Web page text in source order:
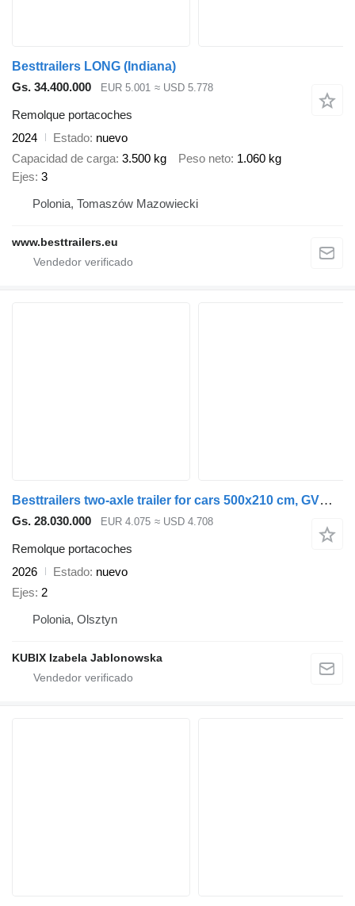
Besttrailers LONG (Indiana)
Gs. 34.400.000
EUR 5.001 ≈ USD 5.778
Remolque portacoches
2024
Estado nuevo
Capacidad de carga 3.500 kg Peso neto 1.060 kg
Ejes 3
Polonia, Tomaszów Mazowiecki
www.besttrailers.eu
Besttrailers two-axle trailer for cars 500x210 cm, GVW 3000 kg
Gs. 28.030.000 EUR 4.075 ≈ USD 4.708
Remolque portacoches
2026
Estado nuevo
Ejes 2
Polonia, Olsztyn
KUBIX Izabela Jablonowska